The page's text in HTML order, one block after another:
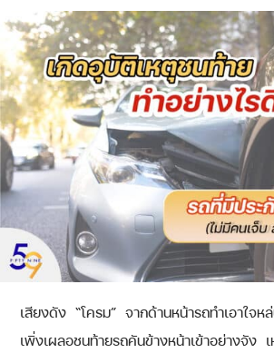
เสียงดัง “โครม” จากด้านหน้ารถทำเอาใจ
เพิ่งเผลอชนท้ายรถคันข้างหน้าเข้าอย่างจัง